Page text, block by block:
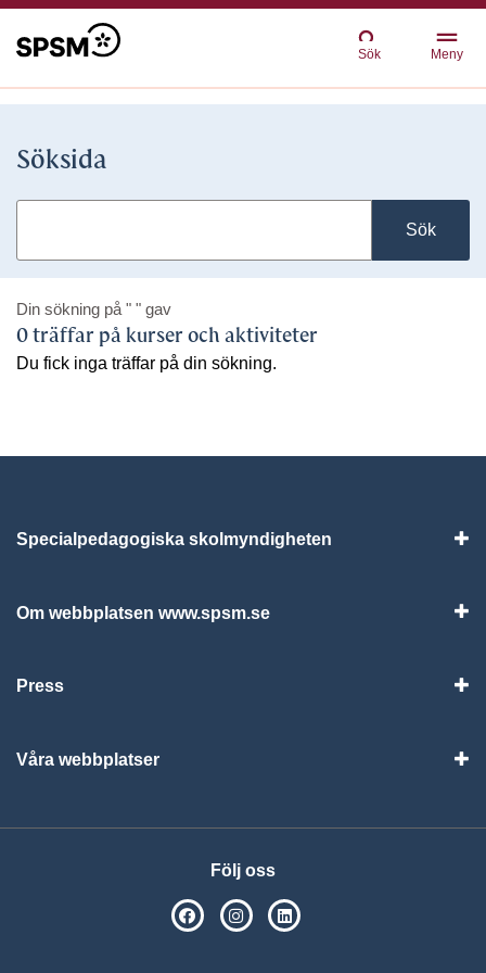
Sök Meny
Söksida
Sök
Din sökning på " " gav
0 träffar på kurser och aktiviteter
Du fick inga träffar på din sökning.
Specialpedagogiska skolmyndigheten
Om webbplatsen www.spsm.se
Press
Våra webbplatser
Följ oss
SPSM på Facebook
SPSM på Instagram